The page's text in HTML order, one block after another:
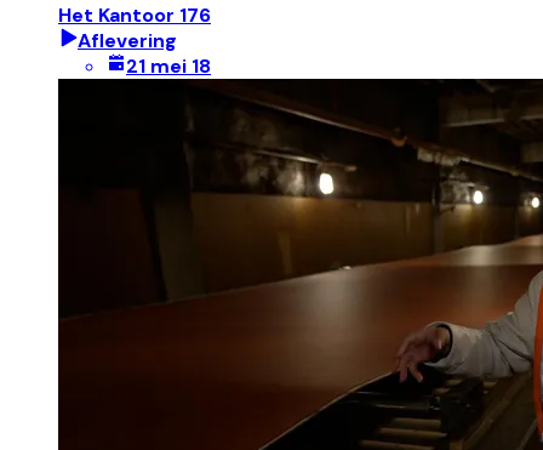
Het Kantoor 176
Aflevering
21 mei 18